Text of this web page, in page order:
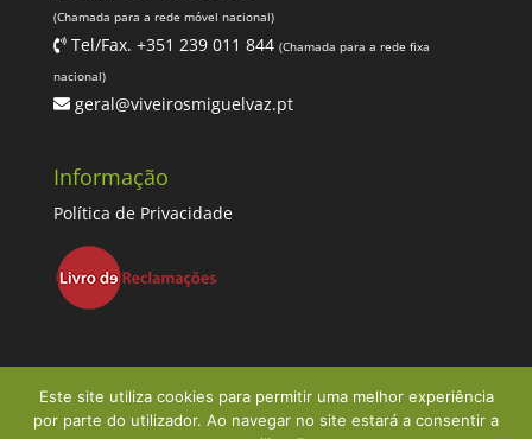
(Chamada para a rede móvel nacional)
Tel/Fax. +351 239 011 844 (Chamada para a rede fixa
nacional)
geral@viveirosmiguelvaz.pt
Informação
Política de Privacidade
Este site utiliza cookies para permitir uma melhor experiência
por parte do utilizador. Ao navegar no site estará a consentir a